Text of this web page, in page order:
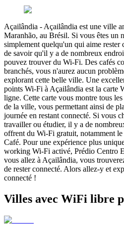
Açailândia - Açailândia est une ville
Maranhão, au Brésil. Si vous êtes un
simplement quelqu'un qui aime rester
de savoir qu'il y a de nombreux
pouvez trouver du Wi-Fi. Des cafés
branchés, vous n'aurez aucun
explorant cette belle ville. Une
points Wi-Fi à Açailândia est la carte
ligne. Cette carte vous montre tous
de la ville, vous permettant ainsi de
journée en restant connecté. Si vous
travailler ou étudier, il y a de
offrent du Wi-Fi gratuit, notamment
Café. Pour une expérience plus
working Wi-Fi activé, Prédio Centro
vous allez à Açailândia, vous
de rester connecté. Alors allez-y et
connecté !
Villes avec WiFi libre